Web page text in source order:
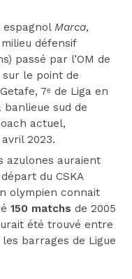
espagnol Marca,
défensif
passé par l’OM de
sur le point de
7ᵉ de Liga en
banlieue sud de
actuel,
2023.
azulones auraient
du CSKA
olympien connait
150 matchs de 2005
été trouvé entre
barrages de Ligue